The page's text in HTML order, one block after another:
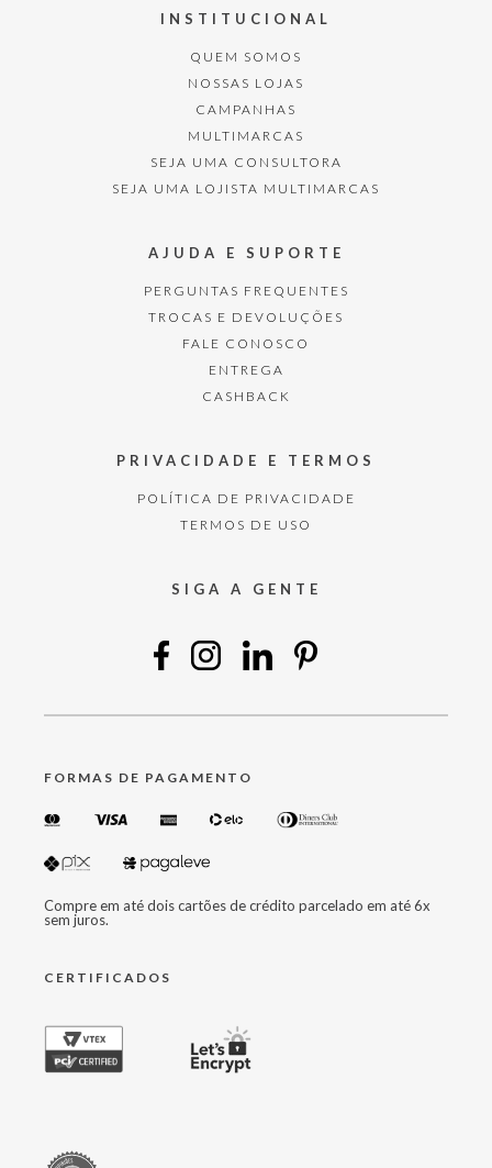
INSTITUCIONAL
QUEM SOMOS
NOSSAS LOJAS
CAMPANHAS
MULTIMARCAS
SEJA UMA CONSULTORA
SEJA UMA LOJISTA MULTIMARCAS
AJUDA E SUPORTE
PERGUNTAS FREQUENTES
TROCAS E DEVOLUÇÕES
FALE CONOSCO
ENTREGA
CASHBACK
PRIVACIDADE E TERMOS
POLÍTICA DE PRIVACIDADE
TERMOS DE USO
SIGA A GENTE
FORMAS DE PAGAMENTO
Compre em até dois cartões de crédito parcelado em até 6x
sem juros.
CERTIFICADOS